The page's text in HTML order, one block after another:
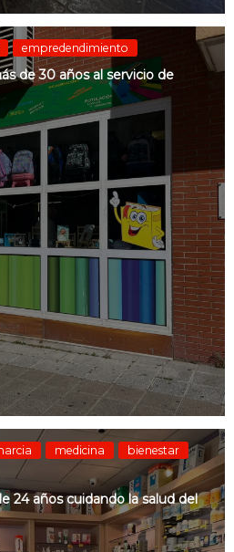
empredendimiento
de 30 años al servicio de
medicina
bienestar
24 años cuidando la salud del